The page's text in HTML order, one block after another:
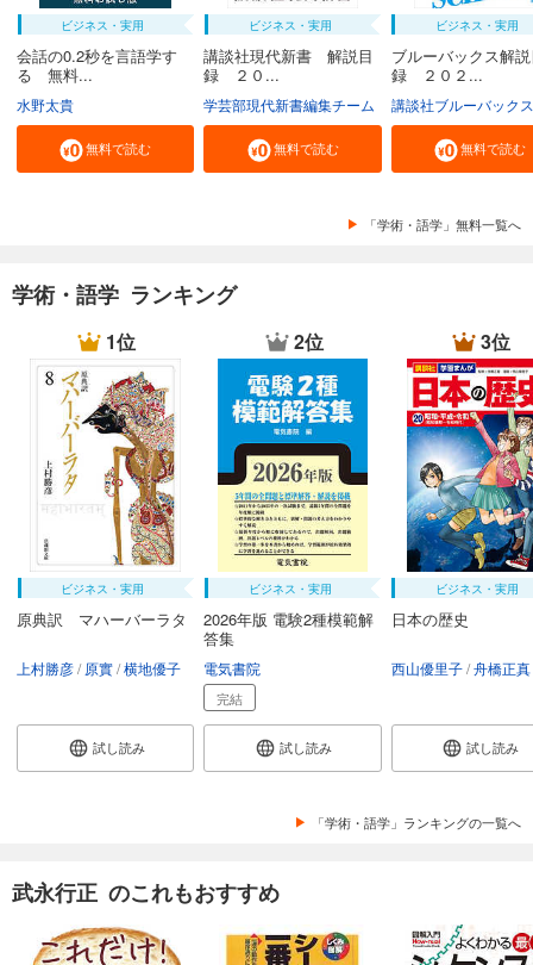
ビジネス・実用
会話の0.2秒を言語学す
る 無料...
水野太貴
無料で読む
ビジネス・実用
講談社現代新書 解説目
録 ２０...
学芸部現代新書編集チーム
無料で読む
ビジネス・実用
ブルーバックス解
録 ２０２...
講談社ブルーバックス
無料で読む
「学術・語学」無料一覧へ
学術・語学 ランキング
1位
ビジネス・実用
原典訳 マハーバーラタ
上村勝彦 原實 横地優子
試し読み
2位
ビジネス・実用
2026年版 電験2種模範解
答集
電気書院
完結
試し読み
3位
ビジネス・実用
日本の歴史
西山優里子 舟橋正真
試し読み
「学術・語学」ランキングの一覧へ
武永行正 のこれもおすすめ